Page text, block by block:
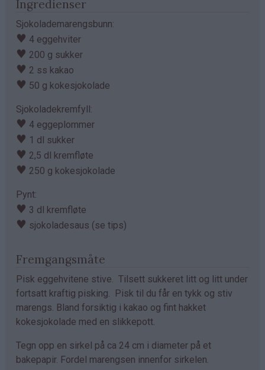
Ingredienser
Sjokolademarengsbunn:
♥ 4 eggehviter
♥ 200 g sukker
♥ 2 ss kakao
♥ 50 g kokesjokolade
Sjokoladekremfyll:
♥ 4 eggeplommer
♥ 1 dl sukker
♥ 2,5 dl kremfløte
♥ 250 g kokesjokolade
Pynt:
♥ 3 dl kremfløte
♥ sjokoladesaus (se tips)
Fremgangsmåte
Pisk eggehvitene stive. Tilsett sukkeret litt og litt under
fortsatt kraftig pisking. Pisk til du får en tykk og stiv
marengs. Bland forsiktig i kakao og fint hakket
kokesjokolade med en slikkepott.
Tegn opp en sirkel på ca 24 cm i diameter på et
bakepapir. Fordel marengsen innenfor sirkelen.